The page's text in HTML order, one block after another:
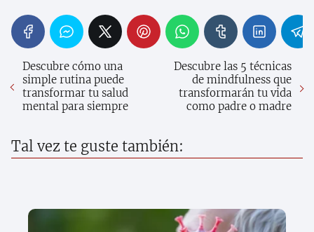
Descubre cómo una
simple rutina puede
transformar tu salud
mental para siempre
Descubre las 5 técnicas
de mindfulness que
transformarán tu vida
como padre o madre
Tal vez te guste también: